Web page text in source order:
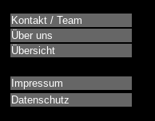
Kontakt / Team
Über uns
Übersicht
Impressum
Datenschutz